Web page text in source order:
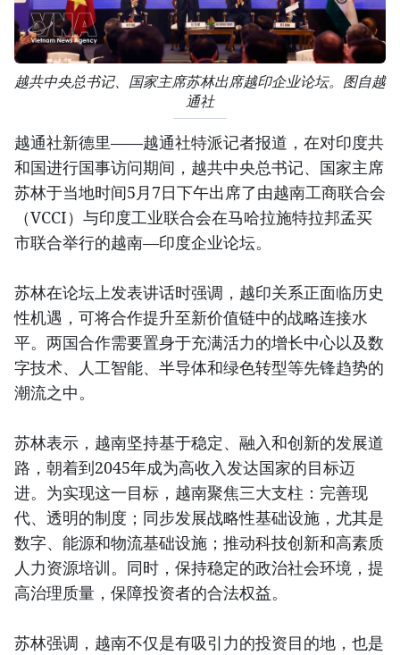
越共中央总书记、国家主席苏林出席越印企业论坛。图自越
通社
越通社新德里——越通社特派记者报道，在对印度共
和国进行国事访问期间，越共中央总书记、国家主席
苏林于当地时间5月7日下午出席了由越南工商联合会
（VCCI）与印度工业联合会在马哈拉施特拉邦孟买
市联合举行的越南—印度企业论坛。
苏林在论坛上发表讲话时强调，越印关系正面临历史
性机遇，可将合作提升至新价值链中的战略连接水
平。两国合作需要置身于充满活力的增长中心以及数
字技术、人工智能、半导体和绿色转型等先锋趋势的
潮流之中。
苏林表示，越南坚持基于稳定、融入和创新的发展道
路，朝着到2045年成为高收入发达国家的目标迈
进。为实现这一目标，越南聚焦三大支柱：完善现
代、透明的制度；同步发展战略性基础设施，尤其是
数字、能源和物流基础设施；推动科技创新和高素质
人力资源培训。同时，保持稳定的政治社会环境，提
高治理质量，保障投资者的合法权益。
苏林强调，越南不仅是有吸引力的投资目的地，也是